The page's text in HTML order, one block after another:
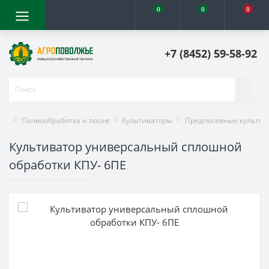
0 0 0
+7 (8452) 59-58-92
Почвообработка и посев Культиваторы Предпосевные
Культиватор универсальный сплошной
обработки КПУ- 6ПЕ